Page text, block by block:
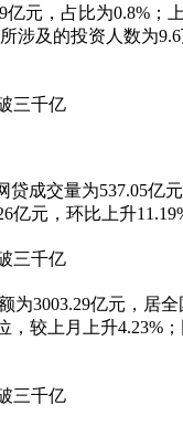
元，占比为0.8%；
涉及的投资人数为
交量为537.05亿
元，环比上升
3003.29亿元，居
较上月上升4.23%